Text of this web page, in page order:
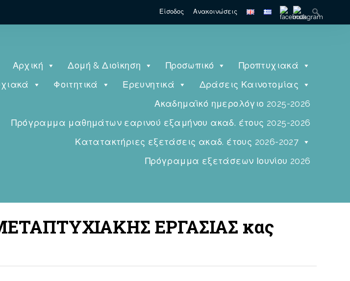
Είσοδος Ανακοινώσεις
Αρχική Δομή & Διοίκηση Προσωπικό
Προπτυχιακά
Φοιτητικά Ερευνητικά
Δράσεις Καινοτομίας
Ακαδημαϊκό ημερολόγιο 2025-2026
Πρόγραμμα μαθημάτων εαρινού εξαμήνου ακαδ. έτους 2025-2026
Κατατακτήριες εξετάσεις ακαδ. έτους 2026-2027
Πρόγραμμα εξετάσεων Ιουνίου 2026
ΕΡΓΑΣΙΑΣ κας